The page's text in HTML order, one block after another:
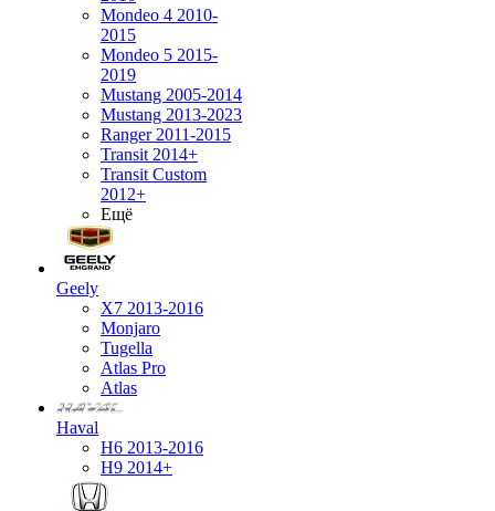
Mondeo 4 2010-
2015
Mondeo 5 2015-
2019
Mustang 2005-2014
Mustang 2013-2023
Ranger 2011-2015
Transit 2014+
Transit Custom
2012+
Ещё
Geely
X7 2013-2016
Monjaro
Tugella
Atlas Pro
Atlas
Haval
H6 2013-2016
H9 2014+